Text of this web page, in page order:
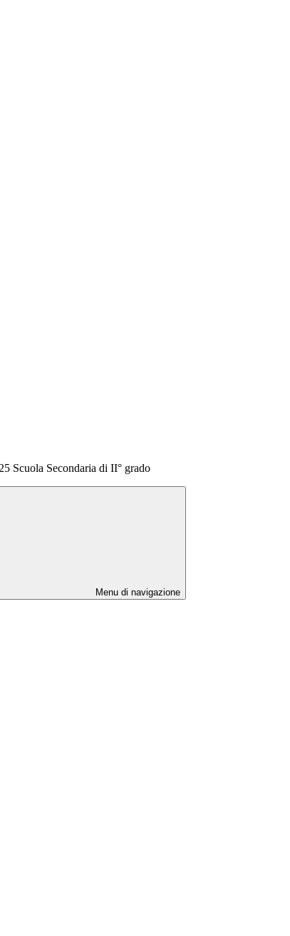
Scuola Secondaria di II° grado
Menu di navigazione